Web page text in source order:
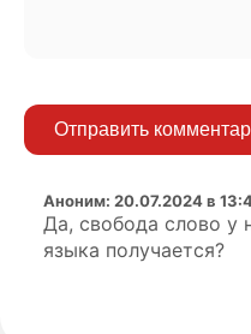
Отправить
Аноним: 20.07.2024 в
Да, свобода слово у
языка получается?